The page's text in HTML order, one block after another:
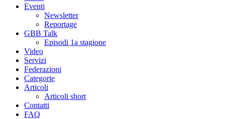
Eventi
Newsletter
Reportage
GBB Talk
Episodi 1a stagione
Video
Servizi
Federazioni
Categorie
Articoli
Articoli short
Contatti
FAQ